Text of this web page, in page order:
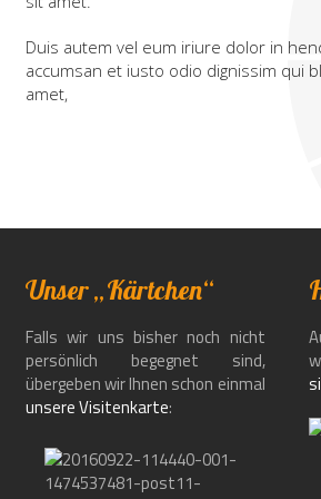
Duis autem vel eum iriure dolor in
accumsan et iusto odio dignissim qui
amet,
Unser „Kärtchen“
Falls wir uns bisher noch nicht
persönlich begegnet sind,
übergeben wir Ihnen schon einmal
unsere Visitenkarte: